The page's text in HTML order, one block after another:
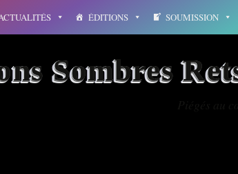
ÉDITIONS SOUMISSION
Sombres